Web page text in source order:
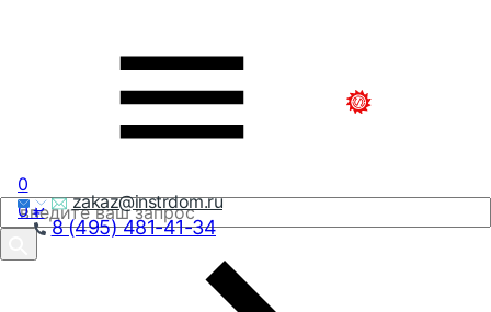
zakaz@instrdom.ru
8 (495) 481-41-34
0
0₽